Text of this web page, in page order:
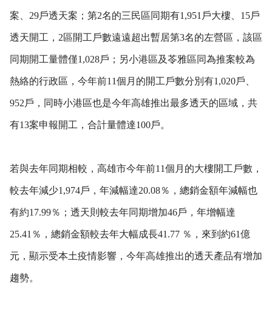
案、29戶透天案；第2名的三民區同期有1,951戶大樓、15戶
透天開工，2區開工戶數遠遠超出暫居第3名的左營區，該區
同期開工量體僅1,028戶；另小港區及苓雅區同為推案較為
熱絡的行政區，今年前11個月的開工戶數分別有1,020戶、
952戶，同時小港區也是今年高雄推出最多透天的區域，共
有13案申報開工，合計量體達100戶。
若與去年同期相較，高雄市今年前11個月的大樓開工戶數，
較去年減少1,974戶，年減幅達20.08％，總銷金額年減幅也
有約17.99％；透天則較去年同期增加46戶，年增幅達
25.41％，總銷金額較去年大幅成長41.77 ％，來到約61億
元，顯示受本土疫情影響，今年高雄推出的透天產品有增加
趨勢。